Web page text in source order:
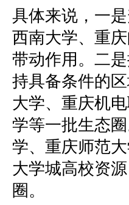
具体来说，一
西南大学、重
带动作用。二
持具备条件的
大学、重庆机
学等一批生态
学、重庆师范
大学城高校资
圈。